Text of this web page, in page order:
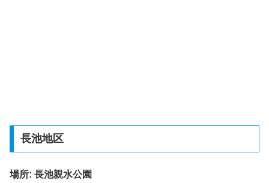
長池地区
場所: 長池親水公園